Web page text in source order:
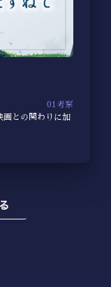
01考察
画との関わりに加